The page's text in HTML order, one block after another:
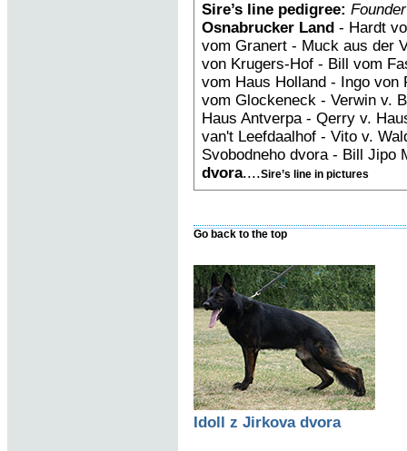
Sire’s line pedigree: Founder
Osnabrucker Land - Hardt
vom Granert - Muck aus der
von Krugers-Hof - Bill vom
vom Haus Holland - Ingo von
vom Glockeneck - Verwin v.
Haus Antverpa - Qerry v.
van't Leefdaalhof - Vito v.
Svobodneho dvora - Bill Jipo
dvora....Sire’s line in pictures
Go back to the top
Idoll z Jirkova dvora